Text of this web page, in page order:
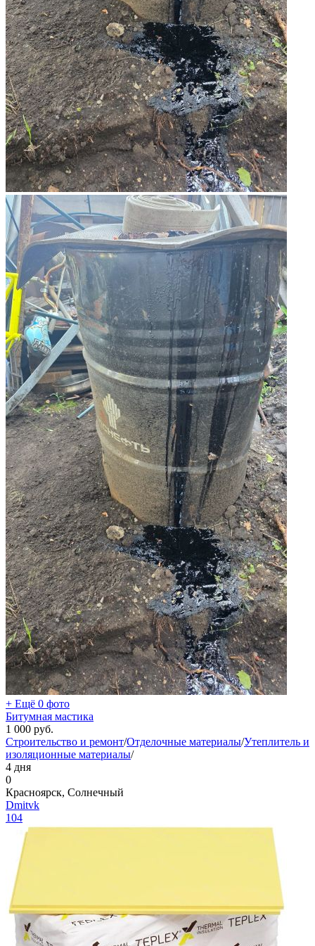
+ Ещё 0 фото
Битумная мастика
1 000 руб.
Строительство и ремонт/Отделочные материалы/Утеплитель и
изоляционные материалы/
4 дня
0
Красноярск, Солнечный
Dmitvk
104